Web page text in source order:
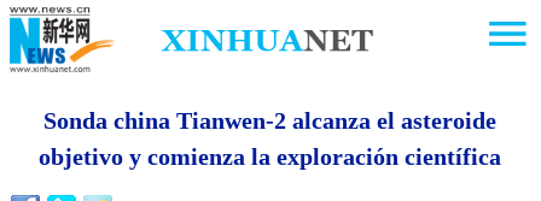
Sonda china Tianwen-2 alcanza el asteroide
objetivo y comienza la exploración científica